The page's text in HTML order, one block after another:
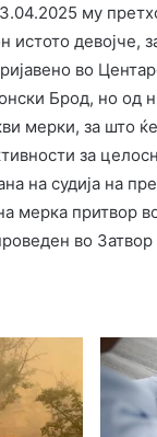
му
истото девојче,
во
Брод, но од
мерки, за што
за
на судија на
мерка притвор
во Затвор